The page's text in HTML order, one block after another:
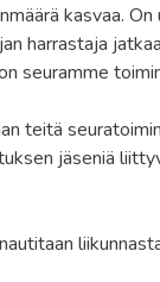
kasvaa.
harrastaja
seuramme
teitä
jäseniä